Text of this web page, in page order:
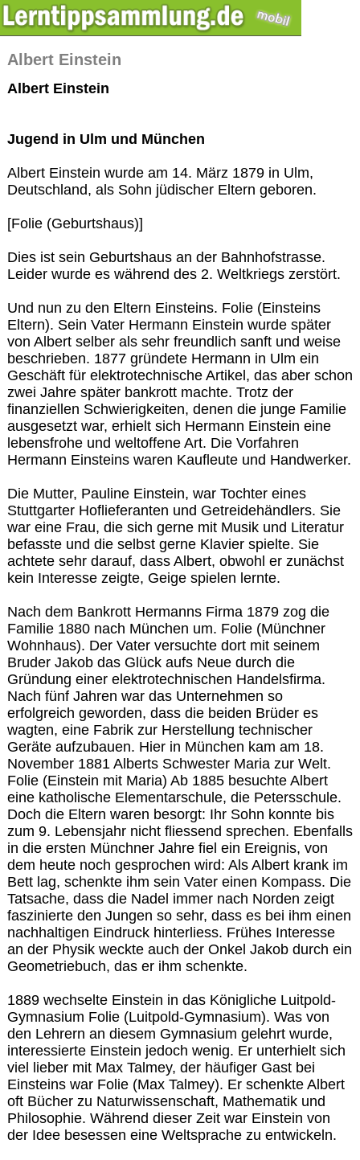
Albert Einstein
Albert Einstein
Jugend in Ulm und München
Albert Einstein wurde am 14. März 1879 in Ulm,
Deutschland, als Sohn jüdischer Eltern geboren.
[Folie (Geburtshaus)]
Dies ist sein Geburtshaus an der Bahnhofstrasse.
Leider wurde es während des 2. Weltkriegs zerstört.
Und nun zu den Eltern Einsteins. Folie (Einsteins
Eltern). Sein Vater Hermann Einstein wurde später
von Albert selber als sehr freundlich sanft und weise
beschrieben. 1877 gründete Hermann in Ulm ein
Geschäft für elektrotechnische Artikel, das aber schon
zwei Jahre später bankrott machte. Trotz der
finanziellen Schwierigkeiten, denen die junge Familie
ausgesetzt war, erhielt sich Hermann Einstein eine
lebensfrohe und weltoffene Art. Die Vorfahren
Hermann Einsteins waren Kaufleute und Handwerker.
Die Mutter, Pauline Einstein, war Tochter eines
Stuttgarter Hoflieferanten und Getreidehändlers. Sie
war eine Frau, die sich gerne mit Musik und Literatur
befasste und die selbst gerne Klavier spielte. Sie
achtete sehr darauf, dass Albert, obwohl er zunächst
kein Interesse zeigte, Geige spielen lernte.
Nach dem Bankrott Hermanns Firma 1879 zog die
Familie 1880 nach München um. Folie (Münchner
Wohnhaus). Der Vater versuchte dort mit seinem
Bruder Jakob das Glück aufs Neue durch die
Gründung einer elektrotechnischen Handelsfirma.
Nach fünf Jahren war das Unternehmen so
erfolgreich geworden, dass die beiden Brüder es
wagten, eine Fabrik zur Herstellung technischer
Geräte aufzubauen. Hier in München kam am 18.
November 1881 Alberts Schwester Maria zur Welt.
Folie (Einstein mit Maria) Ab 1885 besuchte Albert
eine katholische Elementarschule, die Petersschule.
Doch die Eltern waren besorgt: Ihr Sohn konnte bis
zum 9. Lebensjahr nicht fliessend sprechen. Ebenfalls
in die ersten Münchner Jahre fiel ein Ereignis, von
dem heute noch gesprochen wird: Als Albert krank im
Bett lag, schenkte ihm sein Vater einen Kompass. Die
Tatsache, dass die Nadel immer nach Norden zeigt
faszinierte den Jungen so sehr, dass es bei ihm einen
nachhaltigen Eindruck hinterliess. Frühes Interesse
an der Physik weckte auch der Onkel Jakob durch ein
Geometriebuch, das er ihm schenkte.
1889 wechselte Einstein in das Königliche Luitpold-
Gymnasium Folie (Luitpold-Gymnasium). Was von
den Lehrern an diesem Gymnasium gelehrt wurde,
interessierte Einstein jedoch wenig. Er unterhielt sich
viel lieber mit Max Talmey, der häufiger Gast bei
Einsteins war Folie (Max Talmey). Er schenkte Albert
oft Bücher zu Naturwissenschaft, Mathematik und
Philosophie. Während dieser Zeit war Einstein von
der Idee besessen eine Weltsprache zu entwickeln.